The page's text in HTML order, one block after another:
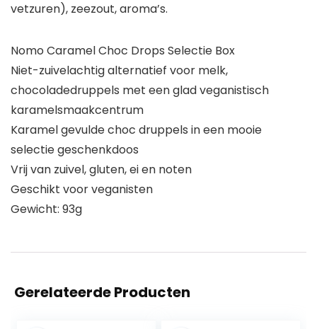
vetzuren), zeezout, aroma’s.
Nomo Caramel Choc Drops Selectie Box
Niet-zuivelachtig alternatief voor melk,
chocoladedruppels met een glad veganistisch
karamelsmaakcentrum
Karamel gevulde choc druppels in een mooie
selectie geschenkdoos
Vrij van zuivel, gluten, ei en noten
Geschikt voor veganisten
Gewicht: 93g
Gerelateerde Producten